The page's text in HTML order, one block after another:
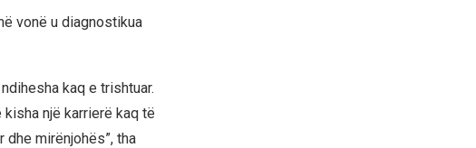
vonë u diagnostikua
kaq e trishtuar.
një karrierë kaq të
mirënjohës”, tha